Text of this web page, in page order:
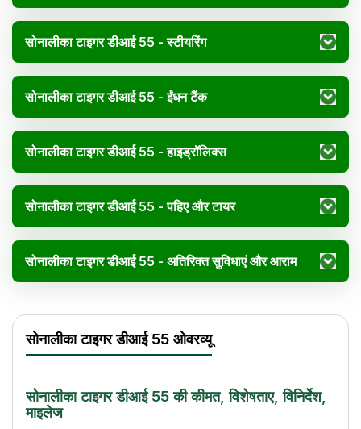
सोनालीका टाइगर डीआई 55 - स्टीयरिंग
सोनालीका टाइगर डीआई 55 - ईंधन टैंक
सोनालीका टाइगर डीआई 55 - हाइड्रॉलिक्स
सोनालीका टाइगर डीआई 55 - पहिए और टायर
सोनालीका टाइगर डीआई 55 - अतिरिक्त सुविधाएं और आराम
Specification
एचपी
55
कूलिंग सिस्टम
4D Air cooling
टॉर्क
सोनालीका टाइगर डीआई 55 ओवरव्यू
सोनालीका टाइगर डीआई 55 की कीमत, विशेषताए, विनिर्देश,
माइलेज